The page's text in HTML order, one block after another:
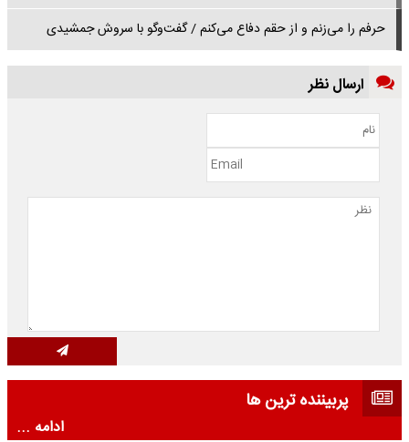
حرفم را می‌زنم و از حقم دفاع می‌کنم / گفت‌وگو با سروش جمشیدی
ارسال نظر
پربیننده ترین ها
ادامه ...